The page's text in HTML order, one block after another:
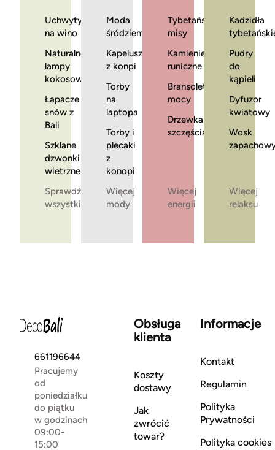
Uchwyty
na wino
Naturalne
lampy
kokosowe
Łapacze
snów z
Bali
Szklane
dzwonki
wietrzne
Sprawdź
wszystkie
Moda
śródziemnomorska
Kapelusze
z konpi
Torby
na
laptopa
Torby i
plecaki
z
konopi
Więcej
mody
Tybetańskie
misy
Kamienie
runiczne
Bransoletki
mocy
Drzewka
szczęścia
Więcej
energii
Kadzidła
Pudry
do
kąpieli
Dyfuzor
kwiatowy
Wosk
Więcej
relaksu
661196644
Pracujemy
od
poniedziałku
do piątku
w godzinach
09:00-
15:00
Obsługa
klienta
Koszty
dostawy
Jak
zwrócić
towar?
Informacje
Kontakt
Regulamin
Polityka
Prywatności
Polityka cookies